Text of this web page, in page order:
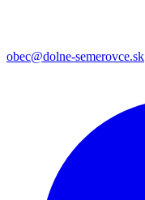
obec@dolne-semerovce.sk